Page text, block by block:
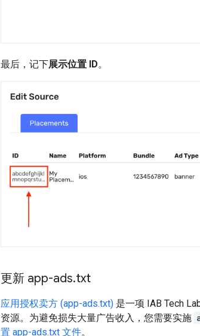
最后，记下展示位置 ID。
更新 app-ads.txt
应用授权卖方 (app-ads.txt) 是一项 IAB Tech
资源。为避免损失大量广告收入，您需要实施
置 app-ads.txt 文件。